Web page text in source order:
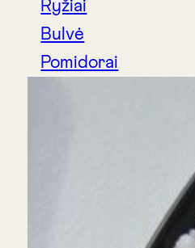
Ryžiai
Bulvė
Pomidorai